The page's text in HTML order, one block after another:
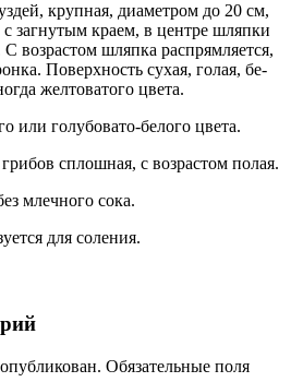
крупная, диаметром до 20 см,
с заг­нутым краем, в центре шляпки
воз­растом шляпка распрямляется,
Поверхность сухая, голая, бе­
желтоватого цвета.
или голубовато-белого цвета.
сплошная, с возрастом полая.
млечного сока.
для соления.
Обязательные поля